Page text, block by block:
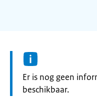
Informatie:
Er is nog geen
beschikbaar.